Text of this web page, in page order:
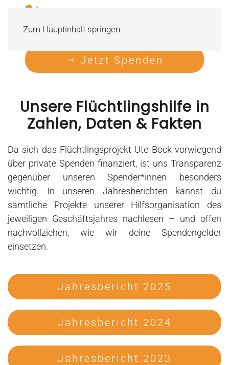
Zum Hauptinhalt springen
Jetzt Spenden
Unsere Flüchtlingshilfein
Zahlen, Daten & Fakten
Da sich das Flüchtlingsprojekt Ute Bock vorwiegend
über private Spenden finanziert, ist uns Transparenz
gegenüber unseren Spender*innen besonders
wichtig. In unseren Jahresberichten kannst du
sämtliche Projekte unserer Hilfsorganisation des
jeweiligen Geschäftsjahres nachlesen – und offen
nachvollziehen, wie wir deine Spendengelder
einsetzen.
Jahresbericht 2025
Jahresbericht 2024
Jahresbericht 2023